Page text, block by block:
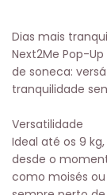
Dias mais
Next2Me Pop-
de soneca:
tranquilidade
Versatilidade
Ideal até os 9
desde o
como moisés